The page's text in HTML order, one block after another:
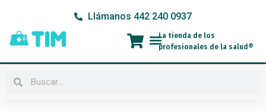
contenido
Llámanos 442 240 0937
Menú
La tienda de los
profesionales de la salud®
Buscar